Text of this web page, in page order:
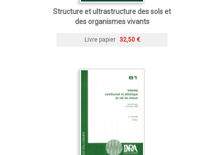
Structure et ultrastructure des sols et
des organismes vivants
Livre papier 32,50 €